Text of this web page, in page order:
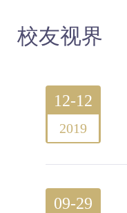
校友视界
12-12
2019
09-29